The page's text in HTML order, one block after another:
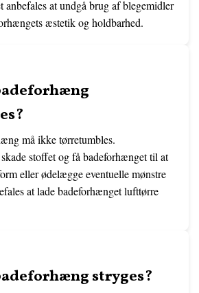
anbefales at undgå brug af blegemidler
æstetik og holdbarhed.
må ikke tørretumbles.
stoffet og få badeforhænget til at
eller ødelægge eventuelle mønstre
at lade badeforhænget lufttørre
stryges?